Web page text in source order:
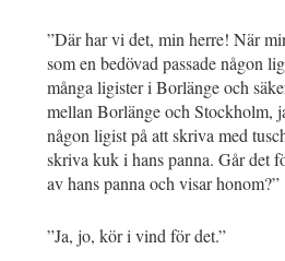
”Där har vi det, min herre! När
som en bedövad passade någon
många ligister i Borlänge och
mellan Borlänge och Stockholm,
någon ligist på att skriva med
skriva kuk i hans panna. Går det
av hans panna och visar honom?”
”Ja, jo, kör i vind för det.”